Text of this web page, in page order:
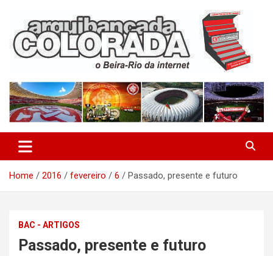
content
Arquibancada Colorada
Home 2016 fevereiro 6 Passado, presente e futuro
BAC - ARTIGOS
Passado, presente e futuro